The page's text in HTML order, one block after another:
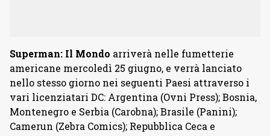
Superman: Il Mondo arriverà nelle fumetterie
americane mercoledì 25 giugno, e verrà lanciato
nello stesso giorno nei seguenti Paesi attraverso i
vari licenziatari DC: Argentina (Ovni Press); Bosnia,
Montenegro e Serbia (Carobna); Brasile (Panini);
Camerun (Zebra Comics); Repubblica Ceca e